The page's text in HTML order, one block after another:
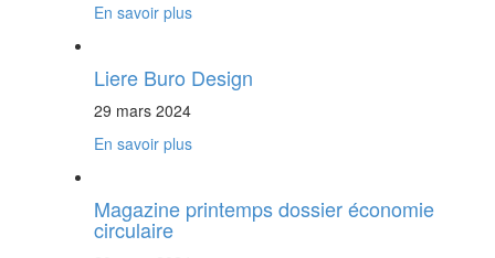
En savoir plus
Liere Buro Design
29 mars 2024
En savoir plus
Magazine printemps dossier économie
circulaire